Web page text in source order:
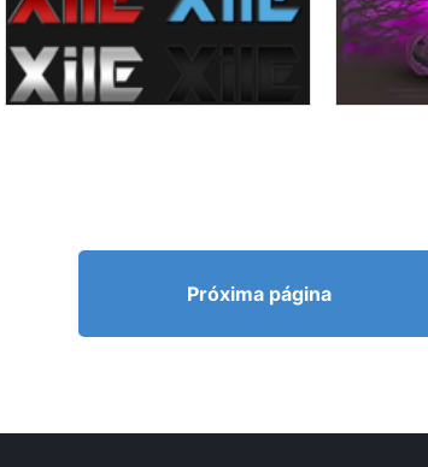
Próxima página